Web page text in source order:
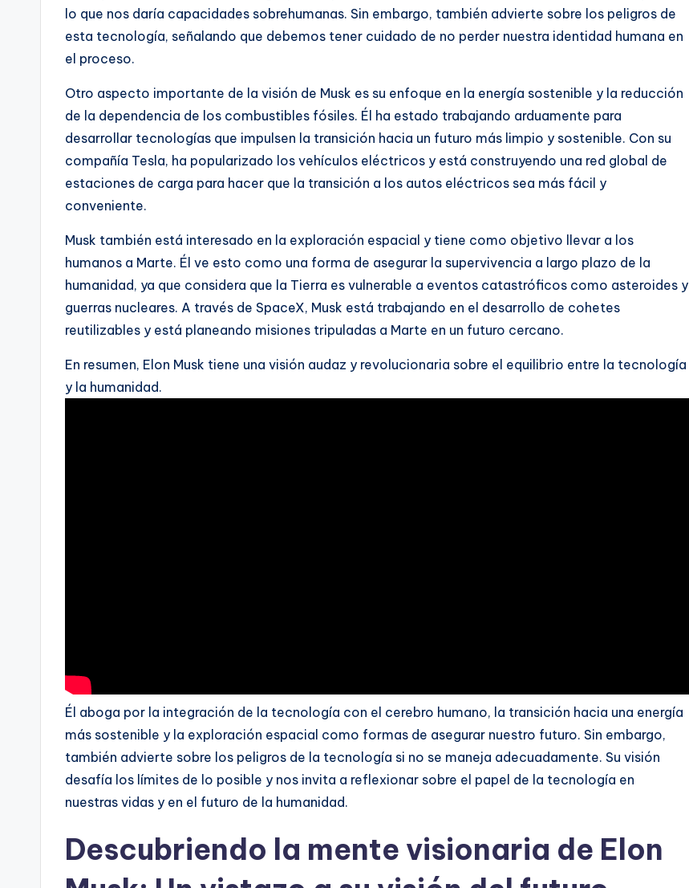
lo que nos daría capacidades sobrehumanas. Sin embargo, también advierte sobre los peligros de
esta tecnología, señalando que debemos tener cuidado de no perder nuestra identidad humana en
el proceso.
Otro aspecto importante de la visión de Musk es su enfoque en la energía sostenible y la reducción
de la dependencia de los combustibles fósiles. Él ha estado trabajando arduamente para
desarrollar tecnologías que impulsen la transición hacia un futuro más limpio y sostenible. Con su
compañía Tesla, ha popularizado los vehículos eléctricos y está construyendo una red global de
estaciones de carga para hacer que la transición a los autos eléctricos sea más fácil y
conveniente.
Musk también está interesado en la exploración espacial y tiene como objetivo llevar a los
humanos a Marte. Él ve esto como una forma de asegurar la supervivencia a largo plazo de la
humanidad, ya que considera que la Tierra es vulnerable a eventos catastróficos como asteroides y
guerras nucleares. A través de SpaceX, Musk está trabajando en el desarrollo de cohetes
reutilizables y está planeando misiones tripuladas a Marte en un futuro cercano.
En resumen, Elon Musk tiene una visión audaz y revolucionaria sobre el equilibrio entre la tecnología
y la humanidad.
Él aboga por la integración de la tecnología con el cerebro humano, la transición hacia una energía
más sostenible y la exploración espacial como formas de asegurar nuestro futuro. Sin embargo,
también advierte sobre los peligros de la tecnología si no se maneja adecuadamente. Su visión
desafía los límites de lo posible y nos invita a reflexionar sobre el papel de la tecnología en
nuestras vidas y en el futuro de la humanidad.
Descubriendo la mente visionaria de Elon